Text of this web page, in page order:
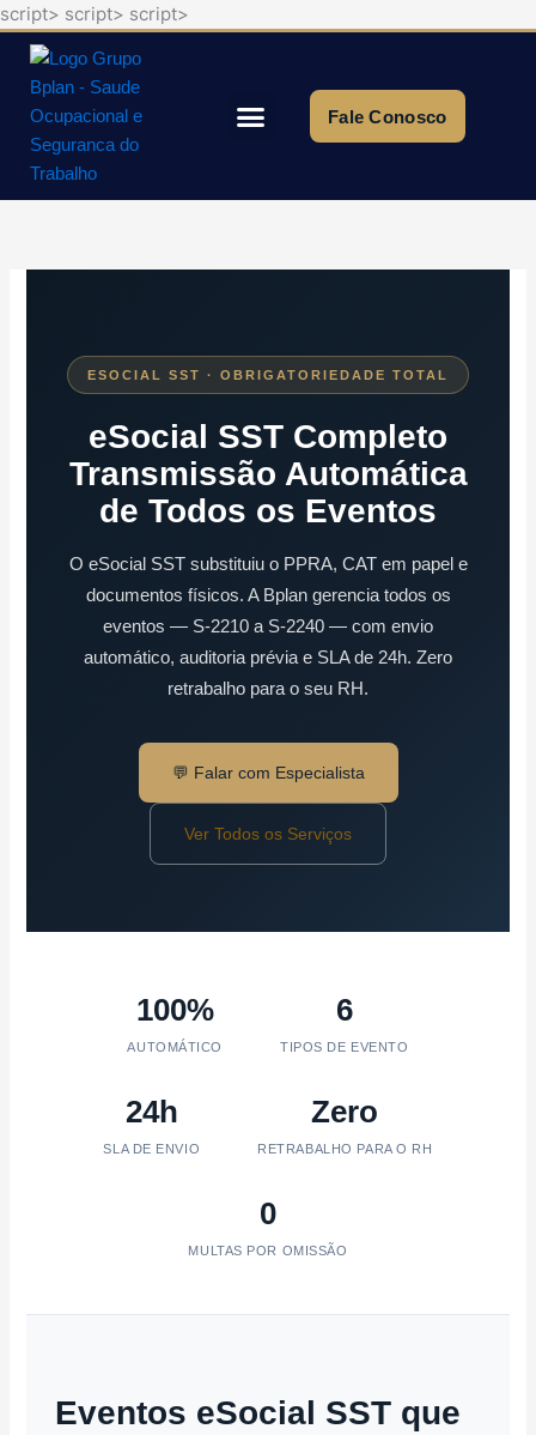
script> script> script>
Fale Conosco
ESOCIAL SST · OBRIGATORIEDADE TOTAL
eSocial SST Completo
Transmissão Automática
de Todos os Eventos
O eSocial SST substituiu o PPRA, CAT em papel e
documentos físicos. A Bplan gerencia todos os
eventos — S-2210 a S-2240 — com envio
automático, auditoria prévia e SLA de 24h. Zero
retrabalho para o seu RH.
💬 Falar com Especialista
Ver Todos os Serviços
100%
AUTOMÁTICO
6
TIPOS DE EVENTO
24h
SLA DE ENVIO
Zero
RETRABALHO PARA O RH
0
MULTAS POR OMISSÃO
Eventos eSocial SST que